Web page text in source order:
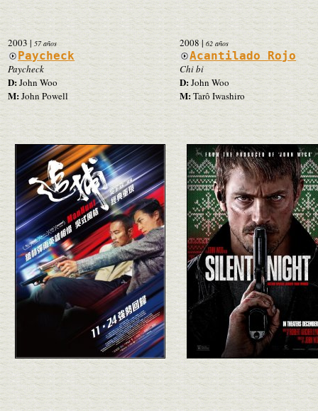
2003| 57 años
Paycheck
Paycheck
D:John Woo
M:John Powell
2008|62 años
Acantilado Rojo
Chi bi
D: John Woo
M:Tarô Iwashiro